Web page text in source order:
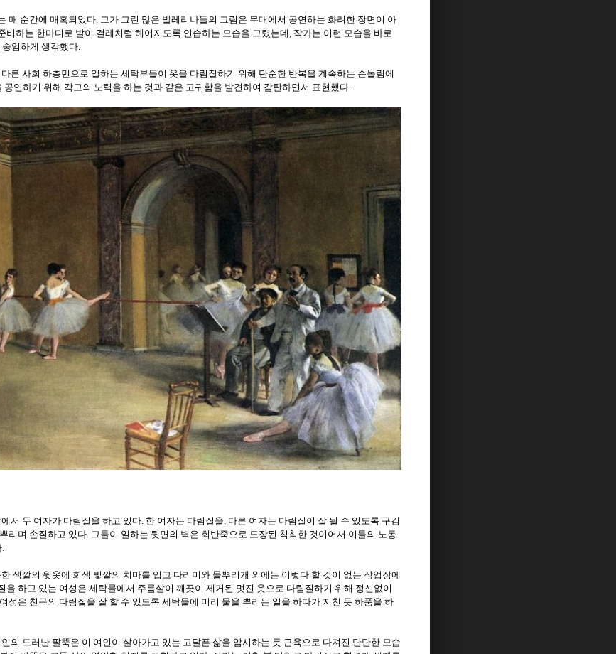
매 순간에 매혹되었다. 그가 그린 많은 발레리나들의 그림은 무대에서 공연하는 화려한 장면이 아
비하는 한마디로 발이 걸레처럼 헤어지도록 연습하는 모습을 그렸는데, 작가는 이런 모습을 바로
엄하게 생각했다.
른 사회 하층민으로 일하는 세탁부들이 옷을 다림질하기 위해 단순한 반복을 계속하는 손놀림에
연하기 위해 각고의 노력을 하는 것과 같은 고귀함을 발견하여 감탄하면서 표현했다.
서 두 여자가 다림질을 하고 있다 한 여자는 다림질을 다른 여자는 다림질이 잘 될 수 있도록 구김
리며 손질하고 있다 그들이 일하는 뒷면의 벽은 회반죽으로 도장된 칙칙한 것이어서 이들의 노동
색깔의 윗옷에 회색 빛깔의 치마를 입고 다리미와 물뿌리개 외에는 이렇다 할 것이 없는 작업장에
을 하고 있는 여성은 세탁물에서 주름살이 깨끗이 제거된 멋진 옷으로 다림질하기 위해 정신없이
성은 친구의 다림질을 잘 할 수 있도록 세탁물에 미리 물을 뿌리는 일을 하다가 지친 듯 하품을 하
의 드러난 팔뚝은 이 여인이 살아가고 있는 고달픈 삶을 암시하는 듯 근육으로 다져진 단단한 모습